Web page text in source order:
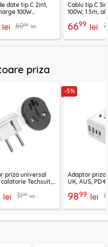
date tip C 2in1,
100W
lei 6099 lei
Cablu tip C
100W, 1.5m,
6699 lei
priza
priza universal
Techsuit,
lei 3199 lei
-5%
Adaptor priza
UK, AUS,
9899 lei